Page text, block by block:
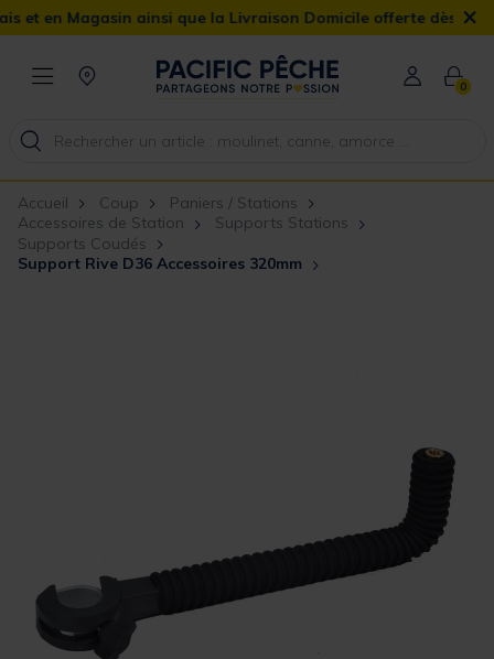
Magasin ainsi que la Livraison Domicile offerte dès 90€ ×
0
Accueil Coup
Paniers / Stations
Accessoires de Station
Supports Stations
Supports Coudés
Support Rive D36 Accessoires 320mm